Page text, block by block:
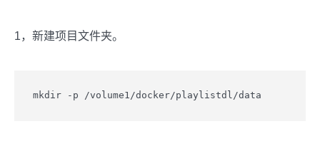
1，新建项目文件夹。
mkdir -p /volume1/docker/playlistdl/data